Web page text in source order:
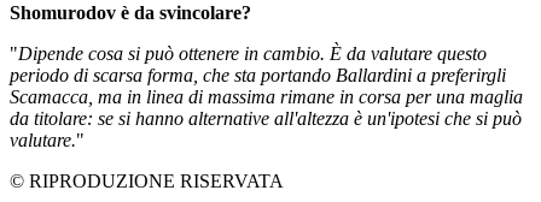
Shomurodov è da svincolare?
"Dipende cosa si può ottenere in cambio. È da valutare questo
periodo di scarsa forma, che sta portando Ballardini a preferirgli
Scamacca, ma in linea di massima rimane in corsa per una maglia
da titolare: se si hanno alternative all'altezza è un'ipotesi che si può
valutare."
© RIPRODUZIONE RISERVATA